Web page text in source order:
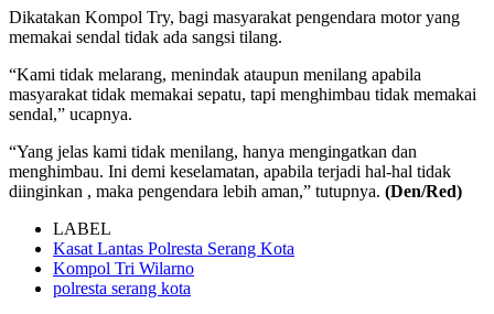
Dikatakan Kompol Try, bagi masyarakat pengendara motor yang
memakai sendal tidak ada sangsi tilang.
“Kami tidak melarang, menindak ataupun menilang apabila
masyarakat tidak memakai sepatu, tapi menghimbau tidak memakai
sendal,” ucapnya.
“Yang jelas kami tidak menilang, hanya mengingatkan dan
menghimbau. Ini demi keselamatan, apabila terjadi hal-hal tidak
diinginkan , maka pengendara lebih aman,” tutupnya. (Den/Red)
LABEL
Kasat Lantas Polresta Serang Kota
Kompol Tri Wilarno
polresta serang kota